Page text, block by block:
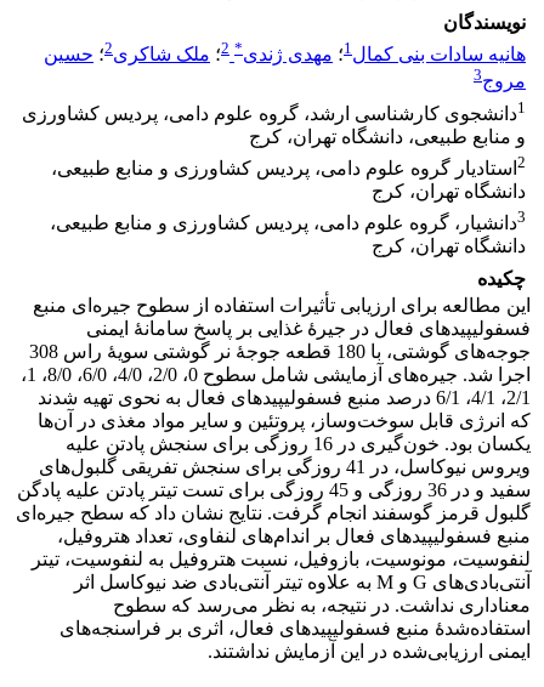
نویسندگان
هانیه سادات بنی کمال1؛ مهدی ژندی*
2؛ ملک شاکری2؛ حسین
مروج3
1دانشجوی کارشناسی ارشد، گروه علوم دامی، پردیس کشاورزی
و منابع طبیعی، دانشگاه تهران، کرج
2 استادیار گروه علوم دامی، پردیس کشاورزی و منابع طبیعی،
دانشگاه تهران، کرج
3دانشیار، گروه علوم دامی، پردیس کشاورزی و منابع طبیعی،
دانشگاه تهران، کرج
چکیده
این مطالعه برای ارزیابی تأثیرات استفاده از سطوح جیره‌ای منبع
فسفولیپیدهای فعال در جیرۀ غذایی بر پاسخ سامانۀ ایمنی
جوجه‌های گوشتی، با 180 قطعه جوجۀ نر گوشتی سویۀ راس 308
اجرا شد. جیره‌های آزمایشی شامل سطوح 0، 2/0، 4/0، 6/0، 8/0، 1،
2/1، 4/1، 6/1 درصد منبع فسفولیپیدهای فعال به نحوی تهیه شدند
که انرژی قابل سوخت‌وساز، پروتئین و سایر مواد مغذی در آن‌ها
یکسان بود. خون‌گیری در 16 روزگی برای سنجش پادتن علیه
ویروس نیوکاسل، در 41 روزگی برای سنجش تفریقی گلبول‌های
سفید و در 36 روزگی و 45 روزگی برای تست تیتر پادتن علیه پادگن
گلبول قرمز گوسفند انجام گرفت. نتایج نشان داد که سطح جیره‌ای
منبع فسفولیپیدهای فعال بر اندام‌های لنفاوی، تعداد هتروفیل،
لنفوسیت، مونوسیت، بازوفیل، نسبت هتروفیل به لنفوسیت، تیتر
آنتی‌بادی‌های G و M به علاوه تیتر آنتی‌بادی ضد نیوکاسل اثر
معناداری نداشت. در نتیجه، به نظر می‌رسد که سطوح
استفاده‌شدۀ منبع فسفولیپیدهای فعال، اثری بر فراسنجه‌های
ایمنی ارزیابی‌شده در این آزمایش نداشتند.